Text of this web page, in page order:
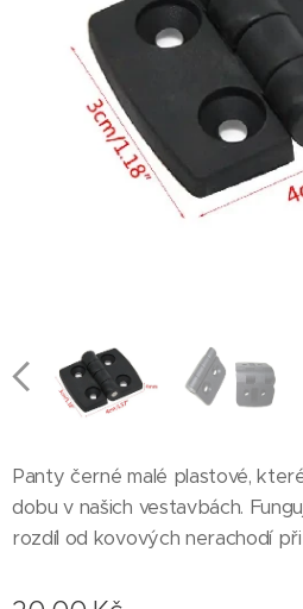
Panty černé malé plastové,
dobu v našich vestavbách.
rozdíl od kovových nerachodí při